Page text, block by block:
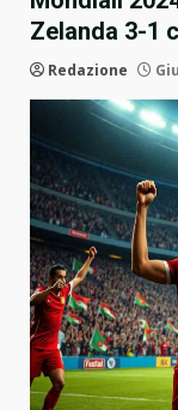
Zelanda 3-1
Redazione